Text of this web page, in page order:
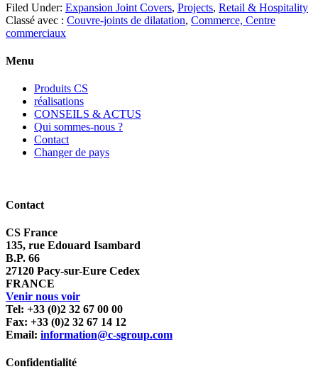
Filed Under: Expansion Joint Covers, Projects, Retail & Hospitality
Classé avec : Couvre-joints de dilatation, Commerce, Centre
commerciaux
Menu
Produits CS
réalisations
CONSEILS & ACTUS
Qui sommes-nous ?
Contact
Changer de pays
Contact
CS France
135, rue Edouard Isambard
B.P. 66
27120 Pacy-sur-Eure Cedex
FRANCE
Venir nous voir
Tel: +33 (0)2 32 67 00 00
Fax: +33 (0)2 32 67 14 12
Email: information@c-sgroup.com
Confidentialité